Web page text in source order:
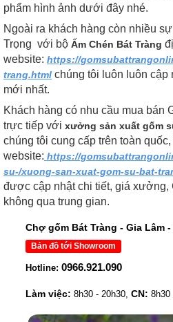
phẩm hình ảnh dưới đây nhé.
Ngoài ra khách hàng còn nhiều
Trọng với bộ Ấm Chén Bát Tràng
website: https://
trang.html chúng tôi luôn luôn cập
mới nhất.
Khách hàng có nhu cầu mua bán
trực tiếp với xưởng sản xuất gốm
chúng tôi cung cấp trên toàn
website: https://
su-/xuong-san-xuat-gom-su-bat-
được cập nhật chi tiết, giá xưởng,
không qua trung gian.
Chợ gốm Bát Tràng - Gia Lâm -
Bản đồ tới Showroom
Hotline: 0966.921.090
Làm việc: 8h30 - 20h30, CN: 8h30